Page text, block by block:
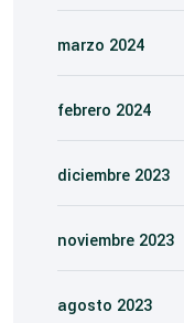
marzo 2024
febrero 2024
diciembre 2023
noviembre 2023
agosto 2023